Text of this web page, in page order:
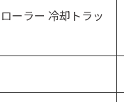
ーラー 冷却トラッ